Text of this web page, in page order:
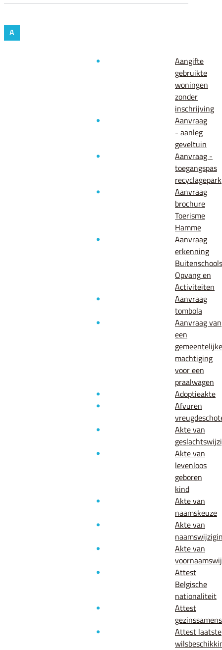
A
Aangifte
gebruikte
woningen
zonder
inschrijving
Aanvraag
- aanleg
geveltuin
Aanvraag -
toegangspas
recyclagepark
Aanvraag
brochure
Toerisme
Hamme
Aanvraag
erkenning
Opvang en
Activiteiten
Aanvraag
tombola
Aanvraag van
een
gemeentelijke
machtiging
voor een
praalwagen
Adoptieakte
Afvuren
Akte van
Akte van
levenloos
geboren
kind
Akte van
naamskeuze
Akte van
Akte van
Attest
Belgische
nationaliteit
Attest
Attest laatste